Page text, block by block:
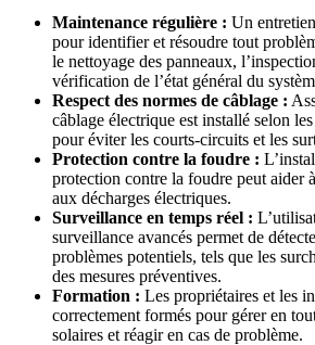
Maintenance régulière : Un
pour identifier et résoudre tout
le nettoyage des panneaux,
vérification de l’état général du
Respect des normes de câblage :
câblage électrique est installé selon
pour éviter les courts-circuits et les
Protection contre la foudre :
protection contre la foudre peut aider
aux décharges électriques.
Surveillance en temps réel :
surveillance avancés permet de
problèmes potentiels, tels que les
des mesures préventives.
Formation : Les propriétaires et les
correctement formés pour gérer en
solaires et réagir en cas de problème.